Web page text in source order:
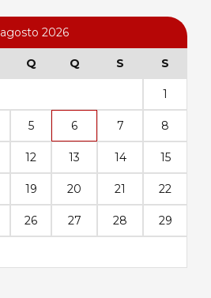
agosto 2026
Q Q S S
1
5 6 7 8
12 13 14 15
19 20 21 22
26 27 28 29